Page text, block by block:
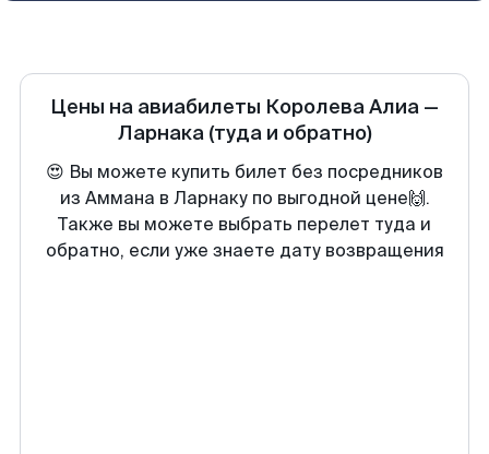
Цены на авиабилеты Королева Алиа —
Ларнака (туда и обратно)
😍 Вы можете купить билет без посредников
из Аммана в Ларнаку по выгодной цене🙌.
Также вы можете выбрать перелет туда и
обратно, если уже знаете дату возвращения